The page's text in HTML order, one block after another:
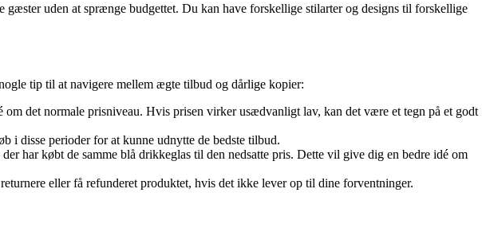
uden at sprænge budgettet. Du kan have forskellige stilarter og designs til forskellige
tip til at navigere mellem ægte tilbud og dårlige kopier:
det normale prisniveau. Hvis prisen virker usædvanligt lav, kan det være et tegn på et godt
i disse perioder for at kunne udnytte de bedste tilbud.
har købt de samme blå drikkeglas til den nedsatte pris. Dette vil give dig en bedre idé om
eller få refunderet produktet, hvis det ikke lever op til dine forventninger.